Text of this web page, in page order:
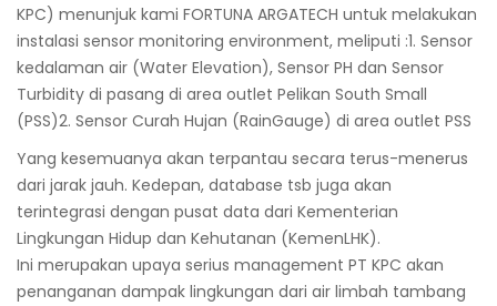
KPC) menunjuk kami FORTUNA ARGATECH untuk melakukan
instalasi sensor monitoring environment, meliputi :1. Sensor
kedalaman air (Water Elevation), Sensor PH dan Sensor
Turbidity di pasang di area outlet Pelikan South Small
(PSS)2. Sensor Curah Hujan (RainGauge) di area outlet PSS
Yang kesemuanya akan terpantau secara terus-menerus
dari jarak jauh. Kedepan, database tsb juga akan
terintegrasi dengan pusat data dari Kementerian
Lingkungan Hidup dan Kehutanan (KemenLHK).
Ini merupakan upaya serius management PT KPC akan
penanganan dampak lingkungan dari air limbah tambang